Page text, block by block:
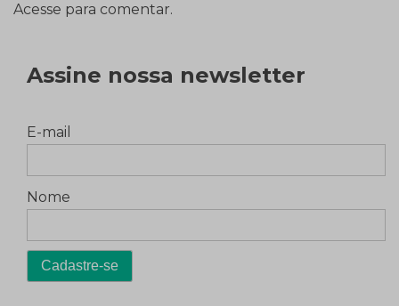
Acesse para comentar.
Assine nossa newsletter
E-mail
Nome